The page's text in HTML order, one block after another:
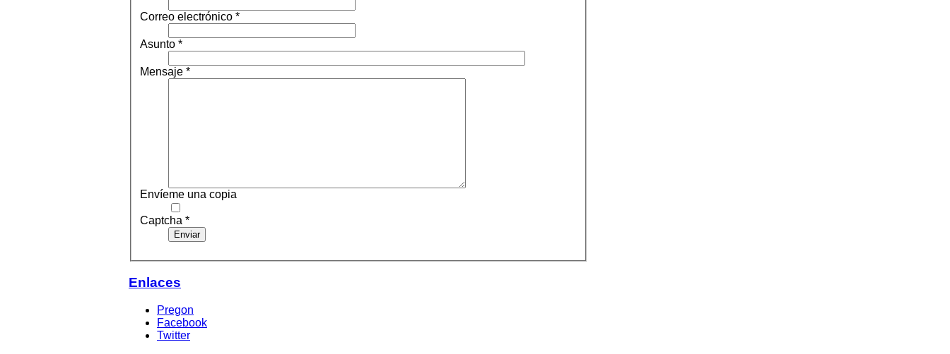
Correo electrónico *
Asunto *
Mensaje *
Envíeme una copia
Captcha *
Enviar
Enlaces
Pregon
Facebook
Twitter